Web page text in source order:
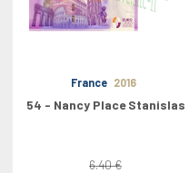
France 2016
54 - Nancy Place Stanislas
6.40 €